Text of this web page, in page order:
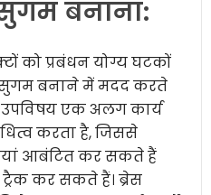
सुगम बनाना:
को प्रबंधन योग्य घटकों
सुगम बनाने में मदद करते
उपविषय एक अलग कार्य
करता है, जिससे
आबंटित कर सकते हैं
कर सकते हैं। ब्रेस